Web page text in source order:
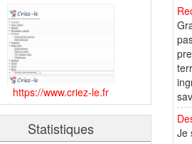
https://www.criez-le.fr
Statistiques
Je